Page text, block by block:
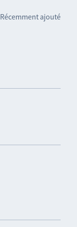
Récemment ajouté